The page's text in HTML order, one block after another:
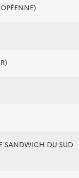
SANDWICH DU SUD